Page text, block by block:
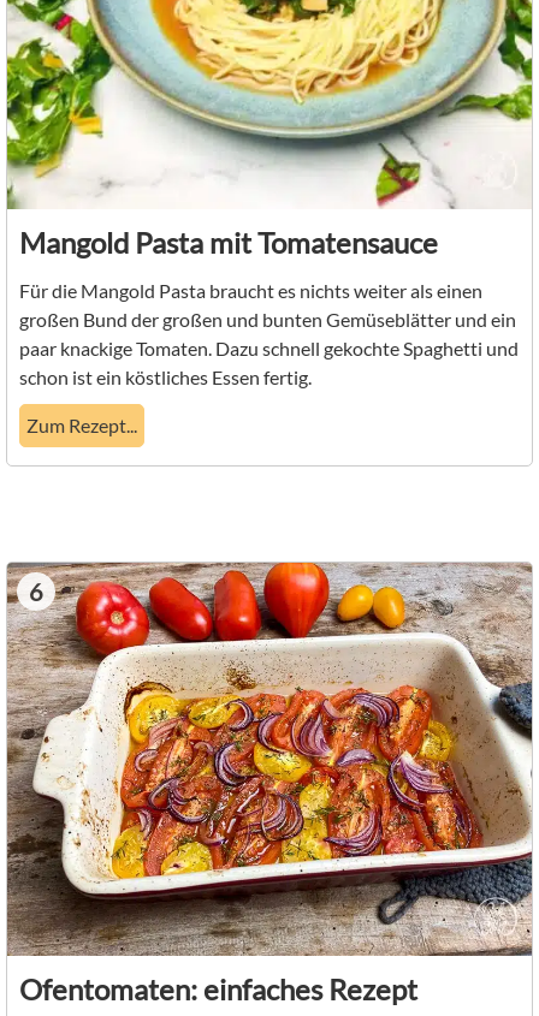
Mangold Pasta mit Tomatensauce
Für die Mangold Pasta braucht es nichts weiter als einen
großen Bund der großen und bunten Gemüseblätter und ein
paar knackige Tomaten. Dazu schnell gekochte Spaghetti und
schon ist ein köstliches Essen fertig.
Zum Rezept...
6
Ofentomaten: einfaches Rezept